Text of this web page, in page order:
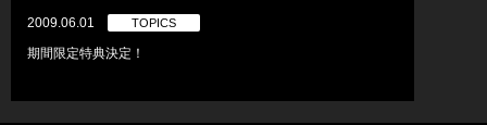
2009.06.01 TOPICS
期間限定特典決定！